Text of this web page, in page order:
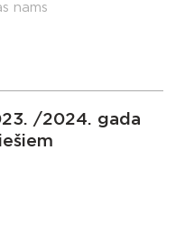
nams
/2024. gada